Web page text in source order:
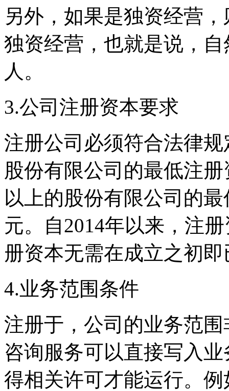
另外，如果是独资经营
独资经营，也就是说，
人。
3.公司注册资本要求
注册公司必须符合法律
股份有限公司的最低注
以上的股份有限公司的
元。自2014年以来，注
册资本无需在成立之初
4.业务范围条件
注册于，公司的业务范
咨询服务可以直接写入
得相关许可才能运行。